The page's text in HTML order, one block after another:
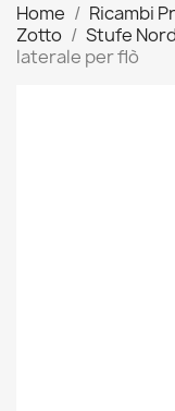
Home Ricambi
Zotto
Stufe
laterale per flò